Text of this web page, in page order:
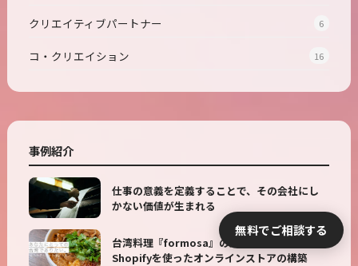
クリエイティブパートナー 6
コ・クリエイション 16
事例紹介
仕事の意義を定義することで、その会社にし
かない価値が生まれる
台湾料理『formosa』の飲食店サイトおよび
Shopifyを使ったオンラインストアの構築
無料でご相談する